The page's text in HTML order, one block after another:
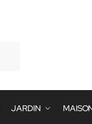
JARDIN